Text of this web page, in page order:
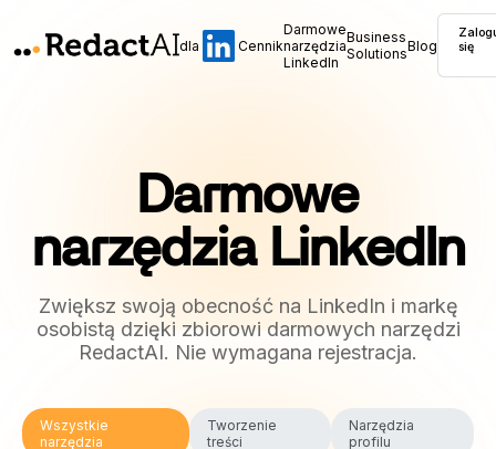
dla Cennik
Darmowe
narzędzia
LinkedIn
Business
SolutionsBlog
się
Darmowe
narzędzia LinkedIn
Zwiększ swoją obecność na LinkedIn i markę
osobistą dzięki zbiorowi darmowych narzędzi
RedactAI. Nie wymagana rejestracja.
Wszystkie
narzędzia
Tworzenie
treści
Narzędzia
profilu